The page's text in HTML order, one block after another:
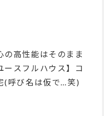
の高性能はそのまま
ースフルハウス】コ
(呼び名は仮で…笑)